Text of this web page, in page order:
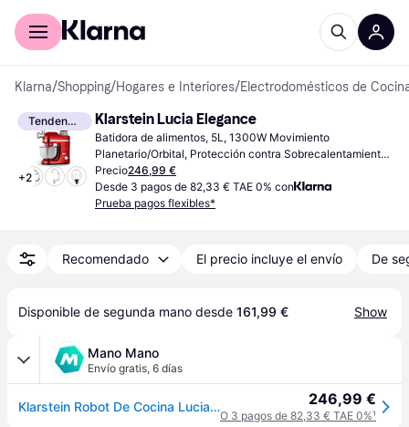
Comprar con Klarna
Klarna/Shopping/Hogares e Interiores/Electrodomésticos de
Tendencia
+2
Klarstein Lucia Elegance
Batidora de alimentos, 5L, 1300W Movimiento
Planetario/Orbital, Protección contra Sobrecalentamiento,
Espacio para Batidora, Protector contra Salpicaduras,
Función Turbo/Pulse, Libre de BPA
Precio246,99 €
Desde 3 pagos de 82,33 € TAE 0% con
Prueba pagos flexibles*
Recomendado El precio incluye el envío De
Disponible de segunda mano desde 161,99 € Show
Mano Mano
Envío gratis, 6 días
Klarstein Robot De Cocina Lucia Elegance Triturador De Carne 1800w Sin Bpa 246,99 €
O 3 pagos de 82,33 € TAE 0%¹